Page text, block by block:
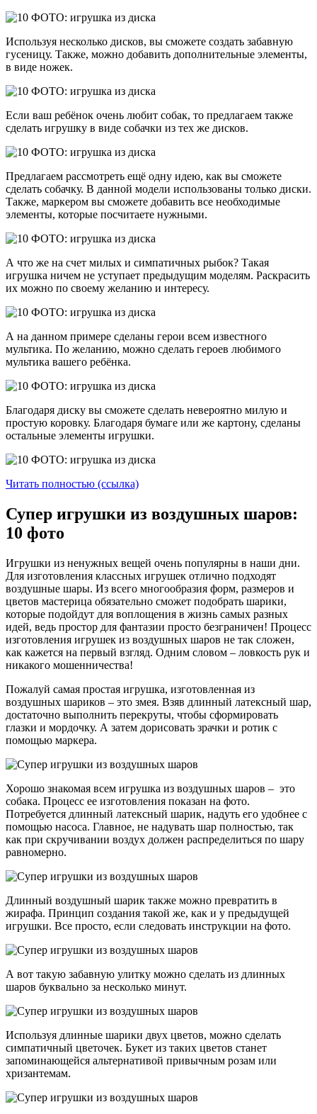
Используя несколько дисков, вы сможете создать забавную
гусеницу. Также, можно добавить дополнительные элементы,
в виде ножек.
Если ваш ребёнок очень любит собак, то предлагаем также
сделать игрушку в виде собачки из тех же дисков.
Предлагаем рассмотреть ещё одну идею, как вы сможете
сделать собачку. В данной модели использованы только диски.
Также, маркером вы сможете добавить все необходимые
элементы, которые посчитаете нужными.
А что же на счет милых и симпатичных рыбок? Такая
игрушка ничем не уступает предыдущим моделям. Раскрасить
их можно по своему желанию и интересу.
А на данном примере сделаны герои всем известного
мультика. По желанию, можно сделать героев любимого
мультика вашего ребёнка.
Благодаря диску вы сможете сделать невероятно милую и
простую коровку. Благодаря бумаге или же картону, сделаны
остальные элементы игрушки.
Читать полностью (ссылка)
Супер игрушки из воздушных шаров:
10 фото
Игрушки из ненужных вещей очень популярны в наши дни.
Для изготовления классных игрушек отлично подходят
воздушные шары. Из всего многообразия форм, размеров и
цветов мастерица обязательно сможет подобрать шарики,
которые подойдут для воплощения в жизнь самых разных
идей, ведь простор для фантазии просто безграничен! Процесс
изготовления игрушек из воздушных шаров не так сложен,
как кажется на первый взгляд. Одним словом – ловкость рук и
никакого мошенничества!
Пожалуй самая простая игрушка, изготовленная из
воздушных шариков – это змея. Взяв длинный латексный шар,
достаточно выполнить перекруты, чтобы сформировать
глазки и мордочку. А затем дорисовать зрачки и ротик с
помощью маркера.
Хорошо знакомая всем игрушка из воздушных шаров – это
собака. Процесс ее изготовления показан на фото.
Потребуется длинный латексный шарик, надуть его удобнее с
помощью насоса. Главное, не надувать шар полностью, так
как при скручивании воздух должен распределиться по шару
равномерно.
Длинный воздушный шарик также можно превратить в
жирафа. Принцип создания такой же, как и у предыдущей
игрушки. Все просто, если следовать инструкции на фото.
А вот такую забавную улитку можно сделать из длинных
шаров буквально за несколько минут.
Используя длинные шарики двух цветов, можно сделать
симпатичный цветочек. Букет из таких цветов станет
запоминающейся альтернативой привычным розам или
хризантемам.